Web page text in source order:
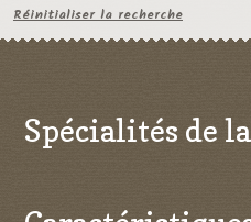
Réinitialiser la recherche
Spécialités de